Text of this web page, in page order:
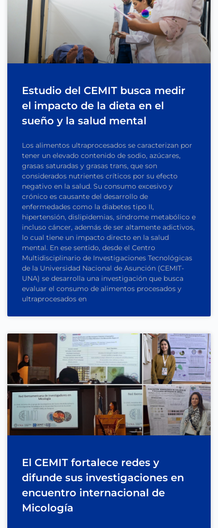
Estudio del CEMIT busca medir
el impacto de la dieta en el
sueño y la salud mental
Los alimentos ultraprocesados se caracterizan por
tener un elevado contenido de sodio, azúcares,
grasas saturadas y grasas trans, que son
considerados nutrientes críticos por su efecto
negativo en la salud. Su consumo excesivo y
crónico es causante del desarrollo de
enfermedades como la diabetes tipo II,
hipertensión, dislipidemias, síndrome metabólico e
incluso cáncer, además de ser altamente adictivos,
lo cual tiene un impacto directo en la salud
mental. En ese sentido, desde el Centro
Multidisciplinario de Investigaciones Tecnológicas
de la Universidad Nacional de Asunción (CEMIT-
UNA) se desarrolla una investigación que busca
evaluar el consumo de alimentos procesados y
ultraprocesados en
El CEMIT fortalece redes y
difunde sus investigaciones en
encuentro internacional de
Micología